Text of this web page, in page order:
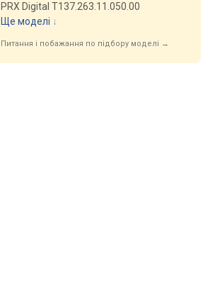
PRX Digital T137.263.11.050.00
Ще моделі ↓
Питання і побажання по підбору моделі →